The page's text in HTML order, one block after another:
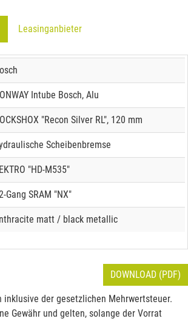
Leasinganbieter
Intube Bosch, Alu
"Recon Silver RL", 120 mm
Scheibenbremse
"HD-M535"
Gang SRAM "NX"
matt / black metallic
DOWNLOAD (PDF)
der gesetzlichen Mehrwertsteuer.
Gewähr und gelten, solange der Vorrat